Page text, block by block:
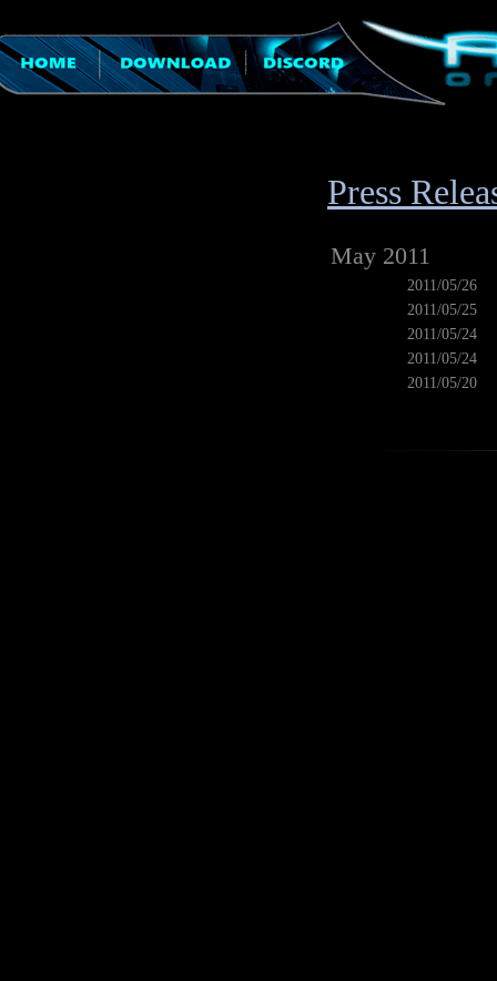
Press
May 2011
2011/05/26
2011/05/25
2011/05/24
2011/05/24
2011/05/20